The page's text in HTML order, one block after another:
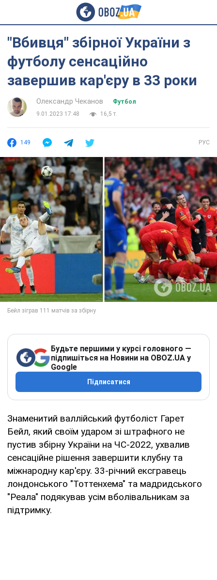
"Вбивця" збірної України з
футболу сенсаційно
завершив кар'єру в 33 роки
Олександр Чеканов
Футбол
9.01.2023 17:48
16,5 т.
149 РУС
Будьте першими у курсі головного —
підпишіться на Новини на OBOZ.UA у
Google
Підписатися
Знаменитий валлійський футболіст Гарет
Бейл, який своїм ударом зі штрафного не
пустив збірну України на ЧС-2022, ухвалив
сенсаційне рішення завершити клубну та
міжнародну кар'єру. 33-річний ексгравець
лондонського "Тоттенхема" та мадридського
"Реала" подякував усім вболівальникам за
підтримку.